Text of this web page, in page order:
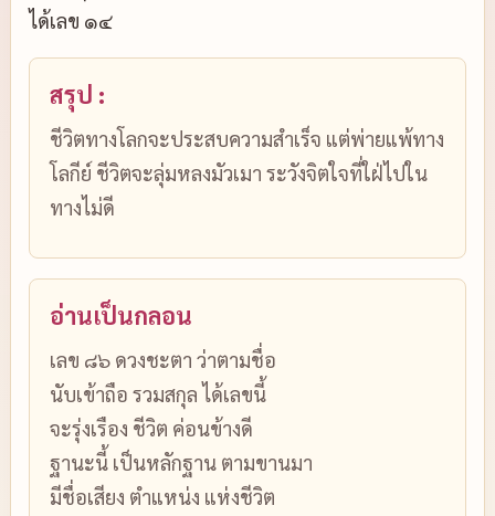
ได้เลข ๑๔
สรุป :
ชีวิตทางโลกจะประสบความสำเร็จ แต่พ่ายแพ้ทาง
โลกีย์ ชีวิตจะลุ่มหลงมัวเมา ระวังจิตใจที่ใฝ่ไปใน
ทางไม่ดี
อ่านเป็นกลอน
เลข ๘๖ ดวงชะตา ว่าตามชื่อ
นับเข้าถือ รวมสกุล ได้เลขนี้
จะรุ่งเรือง ชีวิต ค่อนข้างดี
ฐานะนี้ เป็นหลักฐาน ตามขานมา
มีชื่อเสียง ตำแหน่ง แห่งชีวิต